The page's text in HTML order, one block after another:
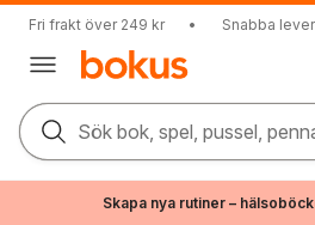
Fri frakt över 249 kr • Snabba
Sök bok, spel, pussel,
Skapa nya rutiner –